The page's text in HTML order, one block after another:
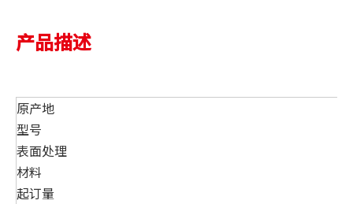
产品描述
原产地
型号
表面处理
材料
起订量